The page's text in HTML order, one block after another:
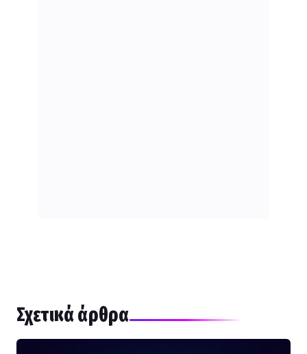
Σχετικά άρθρα